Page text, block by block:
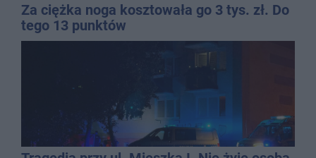
Za ciężka noga kosztowała go 3 tys. zł. Do
tego 13 punktów